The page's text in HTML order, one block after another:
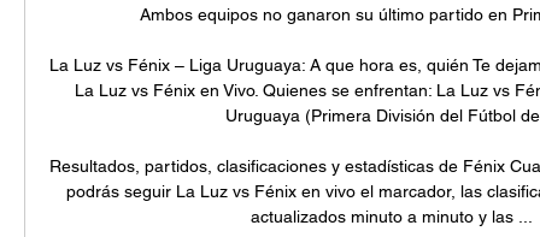
Ambos equipos no ganaron su último partido en
La Luz vs Fénix – Liga Uruguaya: A que hora es, quién Te
La Luz vs Fénix en Vivo. Quienes se enfrentan: La Luz vs
Uruguaya (Primera División del Fútbol de
Resultados, partidos, clasificaciones y estadísticas de Fénix
podrás seguir La Luz vs Fénix en vivo el marcador, las
actualizados minuto a minuto y las ...